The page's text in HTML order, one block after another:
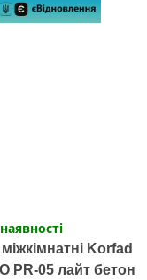
Korfad
PR-05 лайт бетон